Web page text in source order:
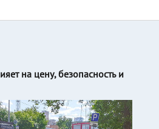
на цену, безопасность и